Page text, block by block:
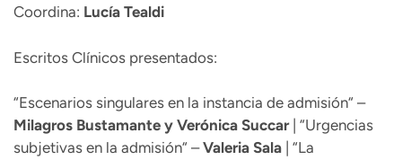
Coordina: Lucía Tealdi
Escritos Clínicos presentados:
“Escenarios singulares en la instancia de admisión“ –
Milagros Bustamante y Verónica Succar| “Urgencias
subjetivas en la admisión“ –Valeria Sala | “La